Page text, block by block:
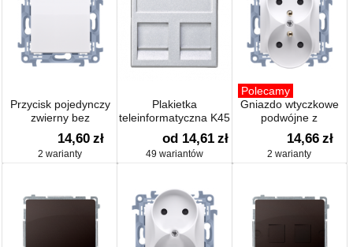
Przycisk pojedynczy
zwierny bez
piktogramu
14,60 zł
2 warianty
Plakietka
teleinformatyczna K45
od 14,61 zł
49 wariantów
Polecamy
Gniazdo wtyczkowe
podwójne z
uziemieniem 16A
14,66 zł
2 warianty